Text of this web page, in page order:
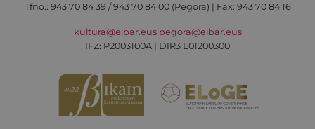
Tfno.: 943 70 84 39 / 943 70 84 00 (Pegora) | Fax: 943 70 84 16
kultura@eibar.eus pegora@eibar.eus
IFZ: P2003100A | DIR3 L01200300